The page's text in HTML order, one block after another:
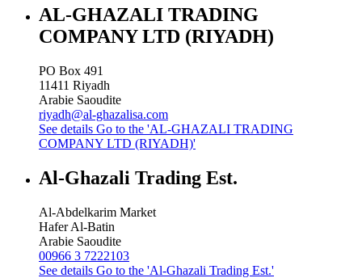
AL-GHAZALI TRADING
COMPANY LTD (RIYADH)
PO Box 491
11411 Riyadh
Arabie Saoudite
riyadh@al-ghazalisa.com
See details Go to the 'AL-GHAZALI TRADING
COMPANY LTD (RIYADH)'
Al-Ghazali Trading Est.
Al-Abdelkarim Market
Hafer Al-Batin
Arabie Saoudite
00966 3 7222103
See details Go to the 'Al-Ghazali Trading Est.'